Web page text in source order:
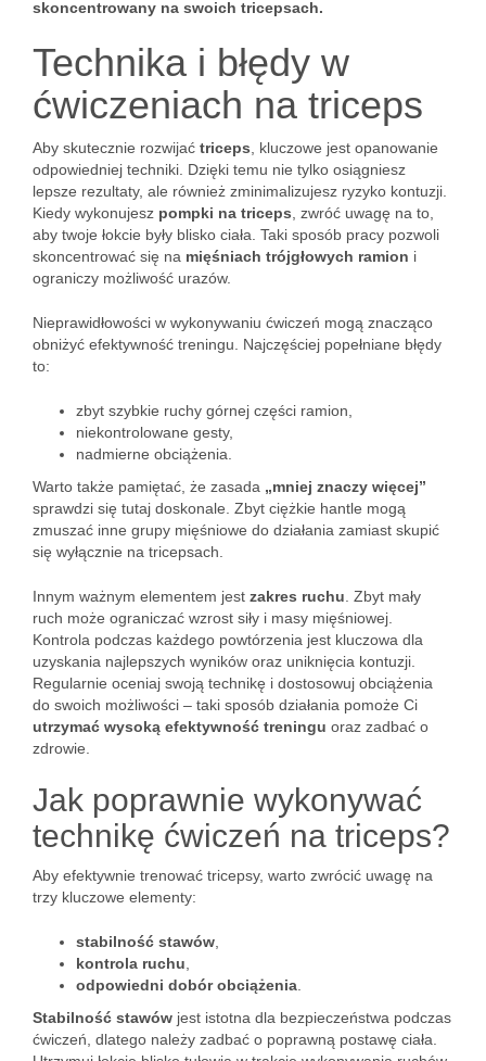
skoncentrowany na swoich tricepsach.
Technika i błędy w
ćwiczeniach na triceps
Aby skutecznie rozwijać triceps , kluczowe jest opanowanie
odpowiedniej techniki. Dzięki temu nie tylko osiągniesz
lepsze rezultaty, ale również zminimalizujesz ryzyko kontuzji.
Kiedy wykonujesz pompki na triceps , zwróć uwagę na to,
aby twoje łokcie były blisko ciała. Taki sposób pracy pozwoli
skoncentrować się na mięśniach trójgłowych ramion i
ograniczy możliwość urazów.
Nieprawidłowości w wykonywaniu ćwiczeń mogą znacząco
obniżyć efektywność treningu. Najczęściej popełniane błędy
to:
zbyt szybkie ruchy górnej części ramion,
niekontrolowane gesty,
nadmierne obciążenia.
Warto także pamiętać, że zasada „mniej znaczy więcej”
sprawdzi się tutaj doskonale. Zbyt ciężkie hantle mogą
zmuszać inne grupy mięśniowe do działania zamiast skupić
się wyłącznie na tricepsach.
Innym ważnym elementem jest zakres ruchu . Zbyt mały
ruch może ograniczać wzrost siły i masy mięśniowej.
Kontrola podczas każdego powtórzenia jest kluczowa dla
uzyskania najlepszych wyników oraz uniknięcia kontuzji.
Regularnie oceniaj swoją technikę i dostosowuj obciążenia
do swoich możliwości – taki sposób działania pomoże Ci
utrzymać wysoką efektywność treningu oraz zadbać o
zdrowie.
Jak poprawnie wykonywać
technikę ćwiczeń na triceps?
Aby efektywnie trenować tricepsy, warto zwrócić uwagę na
trzy kluczowe elementy:
stabilność stawów
kontrola ruchu
odpowiedni dobór obciążenia
Stabilność stawów jest istotna dla bezpieczeństwa podczas
ćwiczeń, dlatego należy zadbać o poprawną postawę ciała.